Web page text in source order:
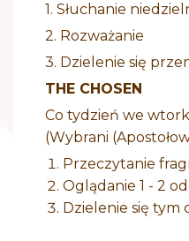
1. Słuchanie
2. Rozważanie
3. Dzielenie się
THE CHOSEN
Co tydzień we
(Wybrani
Przeczytanie
Oglądanie 1 - 2
Dzielenie się tym